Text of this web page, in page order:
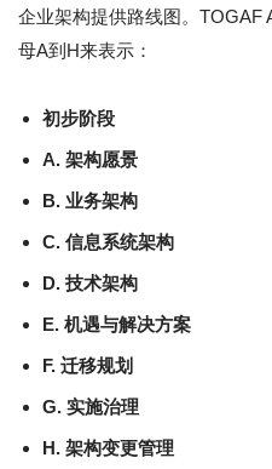
企业架构提供路线图。TOGAF
母A到H来表示：
初步阶段
A. 架构愿景
B. 业务架构
C. 信息系统架构
D. 技术架构
E. 机遇与解决方案
F. 迁移规划
G. 实施治理
H. 架构变更管理